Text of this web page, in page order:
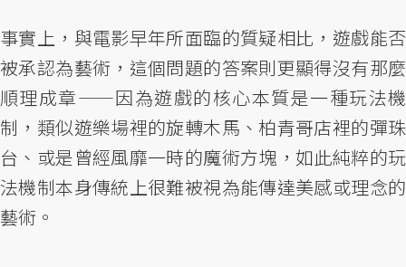
事實上，與電影早年所面臨的質疑相比，遊戲能否
被承認為藝術，這個問題的答案則更顯得沒有那麼
順理成章——因為遊戲的核心本質是一種玩法機
制，類似遊樂場裡的旋轉木馬、柏青哥店裡的彈珠
台、或是曾經風靡一時的魔術方塊，如此純粹的玩
法機制本身傳統上很難被視為能傳達美感或理念的
藝術。